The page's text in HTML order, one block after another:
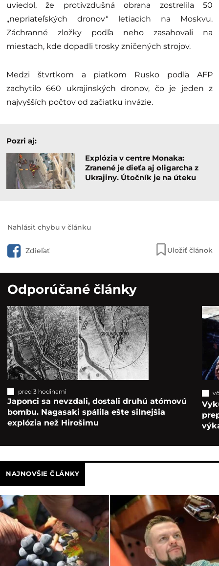
uviedol, že protivzdušná obrana zostrelila 50
„nepriateľských dronov“ letiacich na Moskvu.
Záchranné zložky podľa neho zasahovali na
miestach, kde dopadli trosky zničených strojov.
Medzi štvrtkom a piatkom Rusko podľa AFP
zachytilo 660 ukrajinských dronov, čo je jeden z
najvyšších počtov od začiatku invázie.
Pozri aj:
Explózia v centre Monaka:
Zranené je dieťa aj oligarcha z
Ukrajiny. Útočník je na úteku
Nahlásiť chybu v článku
Zdieľať Uložiť článok
Odporúčané články
pred 3 hodinami
Japonci sa nevzdali, dostali druhú atómovú
bombu. Nagasaki spálila ešte silnejšia
explózia než Hirošimu
NAJNOVŠIE ČLÁNKY